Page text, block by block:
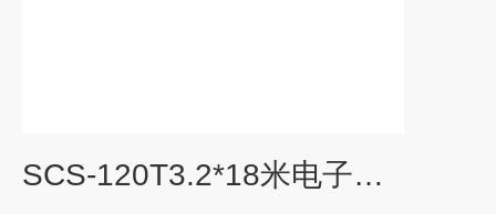
SCS-120T3.2*18米电子地磅